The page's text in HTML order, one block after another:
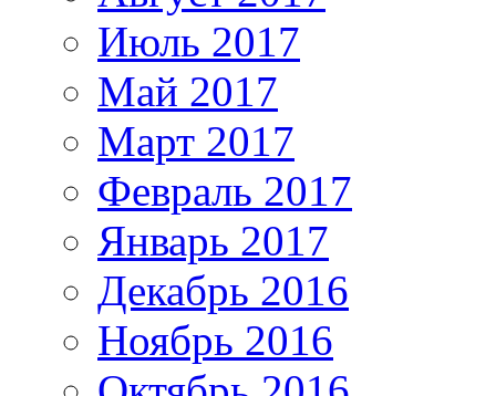
Июль 2017
Май 2017
Март 2017
Февраль 2017
Январь 2017
Декабрь 2016
Ноябрь 2016